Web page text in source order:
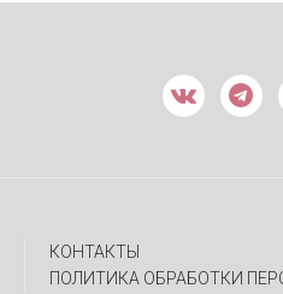
КОНТАКТЫ
ПОЛИТИКА ОБРАБОТКИ